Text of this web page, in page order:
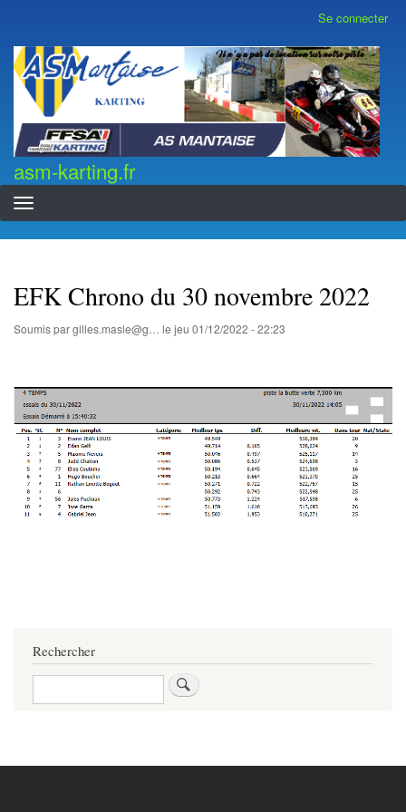
contenu
principal
compte
de
l'utilisateur
Se connecter
asm-karting.fr
asm-karting.fr
EFK Chrono du 30 novembre 2022
Soumis pargilles.masle@g… le jeu 01/12/2022 - 22:23
Rechercher
Rechercher